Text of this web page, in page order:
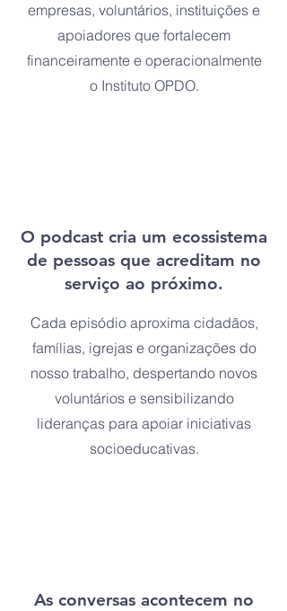
empresas, voluntários, instituições e
apoiadores que fortalecem
financeiramente e operacionalmente
o Instituto OPDO.
O podcast cria um ecossistema
de pessoas que acreditam no
serviço ao próximo.
Cada episódio aproxima cidadãos,
famílias, igrejas e organizações do
nosso trabalho, despertando novos
voluntários e sensibilizando
lideranças para apoiar iniciativas
socioeducativas.
As conversas acontecem no